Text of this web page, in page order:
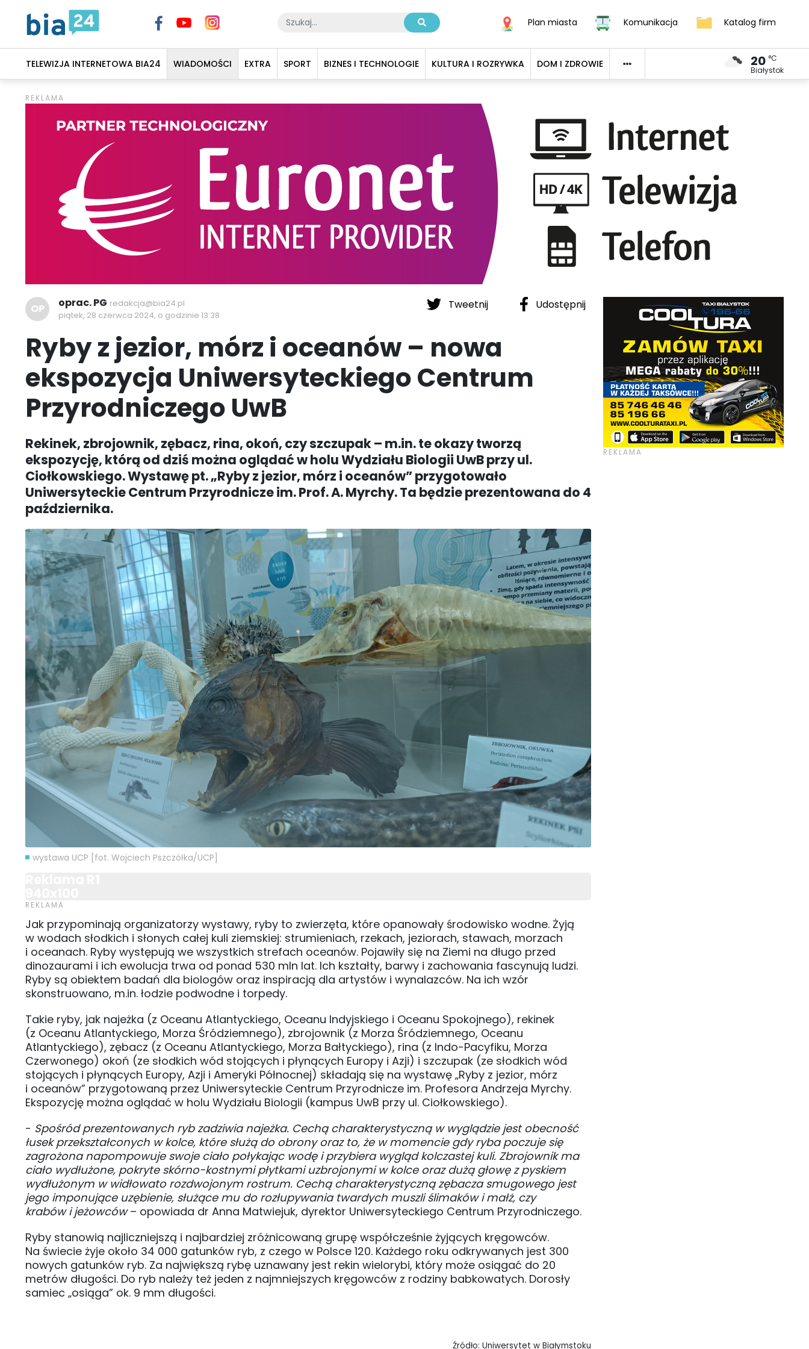
Plan miasta Komunikacja Katalog firm
TELEWIZJA INTERNETOWA BIA24 WIADOMOŚCI EXTRA SPORT BIZNES I TECHNOLOGIE KULTURA I ROZRYWKA DOM I ZDROWIE 20 °C
Białystok
Tweetnij Udostępnij
OP oprac. PG redakcja@bia24.pl
piątek, 28 czerwca 2024, o godzinie 13:38
Ryby z jezior, mórz i oceanów – nowa
ekspozycja Uniwersyteckiego Centrum
Przyrodniczego UwB
Rekinek, zbrojownik, zębacz, rina, okoń, czy szczupak – m.in. te okazy tworzą
ekspozycję, którą od dziś można oglądać w holu Wydziału Biologii UwB przy ul.
Ciołkowskiego. Wystawę pt. „Ryby z jezior, mórz i oceanów” przygotowało
Uniwersyteckie Centrum Przyrodnicze im. Prof. A. Myrchy. Ta będzie prezentowana do 4
października.
wystawa UCP [fot. Wojciech Pszczółka/UCP]
Jak przypominają organizatorzy wystawy, ryby to zwierzęta, które opanowały środowisko wodne. Żyją
w wodach słodkich i słonych całej kuli ziemskiej: strumieniach, rzekach, jeziorach, stawach, morzach
i oceanach. Ryby występują we wszystkich strefach oceanów. Pojawiły się na Ziemi na długo przed
dinozaurami i ich ewolucja trwa od ponad 530 mln lat. Ich kształty, barwy i zachowania fascynują ludzi.
Ryby są obiektem badań dla biologów oraz inspiracją dla artystów i wynalazców. Na ich wzór
skonstruowano, m.in. łodzie podwodne i torpedy.
Takie ryby, jak najeżka (z Oceanu Atlantyckiego, Oceanu Indyjskiego i Oceanu Spokojnego), rekinek
(z Oceanu Atlantyckiego, Morza Śródziemnego), zbrojownik (z Morza Śródziemnego, Oceanu
Atlantyckiego), zębacz (z Oceanu Atlantyckiego, Morza Bałtyckiego), rina (z Indo-Pacyfiku, Morza
Czerwonego) okoń (ze słodkich wód stojących i płynących Europy i Azji) i szczupak (ze słodkich wód
stojących i płynących Europy, Azji i Ameryki Północnej) składają się na wystawę „Ryby z jezior, mórz
i oceanów” przygotowaną przez Uniwersyteckie Centrum Przyrodnicze im. Profesora Andrzeja Myrchy.
Ekspozycję można oglądać w holu Wydziału Biologii (kampus UwB przy ul. Ciołkowskiego).
- Spośród prezentowanych ryb zadziwia najeżka. Cechą charakterystyczną w wyglądzie jest obecność
łusek przekształconych w kolce, które służą do obrony oraz to, że w momencie gdy ryba poczuje się
zagrożona napompowuje swoje ciało połykając wodę i przybiera wygląd kolczastej kuli. Zbrojownik ma
ciało wydłużone, pokryte skórno-kostnymi płytkami uzbrojonymi w kolce oraz dużą głowę z pyskiem
wydłużonym w widłowato rozdwojonym rostrum. Cechą charakterystyczną zębacza smugowego jest
jego imponujące uzębienie, służące mu do rozłupywania twardych muszli ślimaków i małż, czy
krabów i jeżowców– opowiada dr Anna Matwiejuk, dyrektor Uniwersyteckiego Centrum Przyrodniczego.
Ryby stanowią najliczniejszą i najbardziej zróżnicowaną grupę współcześnie żyjących kręgowców.
Na świecie żyje około 34 000 gatunków ryb, z czego w Polsce 120. Każdego roku odkrywanych jest 300
nowych gatunków ryb. Za największą rybę uznawany jest rekin wielorybi, który może osiągać do 20
metrów długości. Do ryb należy też jeden z najmniejszych kręgowców z rodziny babkowatych. Dorosły
samiec „osiąga” ok. 9 mm długości.
Źródło: Uniwersytet w Białymstoku